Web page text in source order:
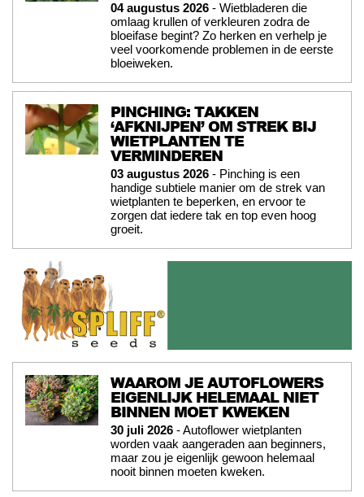
04 augustus 2026 - Wietbladeren die
omlaag krullen of verkleuren zodra de
bloeifase begint? Zo herken en verhelp je
veel voorkomende problemen in de eerste
bloeiweken.
PINCHING: TAKKEN
‘AFKNIJPEN’ OM STREK BIJ
WIETPLANTEN TE
VERMINDEREN
03 augustus 2026 - Pinching is een
handige subtiele manier om de strek van
wietplanten te beperken, en ervoor te
zorgen dat iedere tak en top even hoog
groeit.
WAAROM JE AUTOFLOWERS
EIGENLIJK HELEMAAL NIET
BINNEN MOET KWEKEN
30 juli 2026 - Autoflower wietplanten
worden vaak aangeraden aan beginners,
maar zou je eigenlijk gewoon helemaal
nooit binnen moeten kweken.